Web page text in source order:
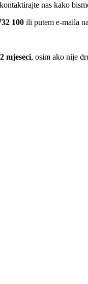
nas kako
100 ili putem e-maila
mjeseci, osim ako nije